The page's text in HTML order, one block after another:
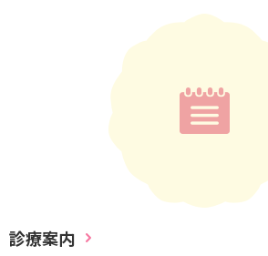
診療案内